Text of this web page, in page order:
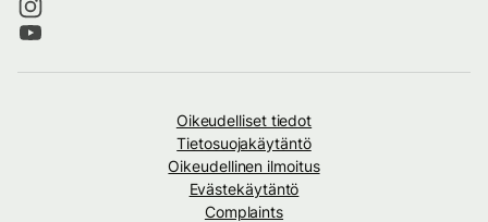
Oikeudelliset tiedot
Tietosuojakäytäntö
Oikeudellinen ilmoitus
Evästekäytäntö
Complaints